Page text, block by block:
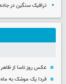
ترافیک سنگین در
عکس روز ناسا از
فردا یک موشک به